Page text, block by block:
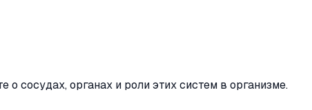
сосудах, органах и роли этих систем в организме.